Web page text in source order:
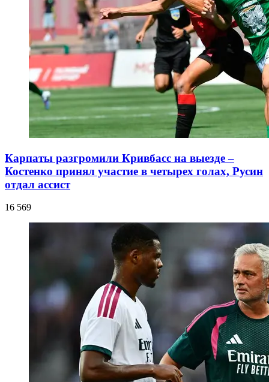
Карпаты разгромили Кривбасс на выезде –
Костенко принял участие в четырех голах, Русин
отдал ассист
16 569